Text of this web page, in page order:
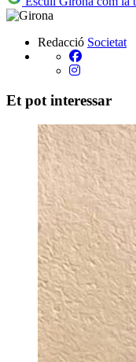
Redacció Societat
Et pot interessar